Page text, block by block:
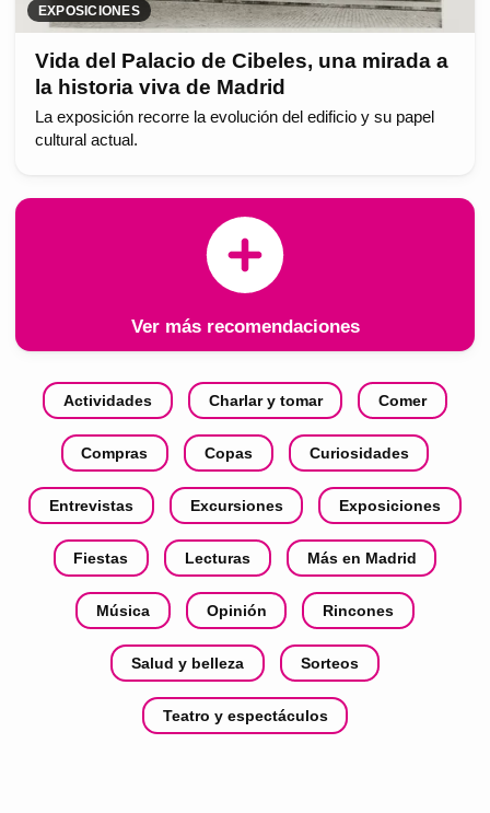
EXPOSICIONES
Vida del Palacio de Cibeles, una mirada a
la historia viva de Madrid
La exposición recorre la evolución del edificio y su papel
cultural actual.
Ver más recomendaciones
Actividades Charlar y tomar Comer
Compras Copas Curiosidades
Entrevistas Excursiones Exposiciones
Fiestas Lecturas Más en Madrid
Música Opinión Rincones
Salud y belleza Sorteos
Teatro y espectáculos